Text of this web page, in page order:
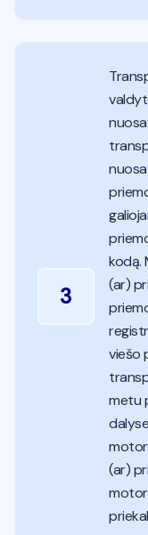
3
kodą.
(ar)
viešo
metu
(ar)